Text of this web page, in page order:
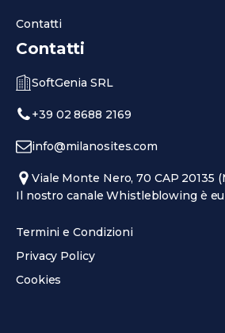
Contatti
Contatti
SoftGenia SRL
+39 02 8688 2169
info@milanosites.com
Viale Monte Nero, 70 CAP 20135
Il nostro canale Whistleblowing è
Termini e Condizioni
Privacy Policy
Cookies